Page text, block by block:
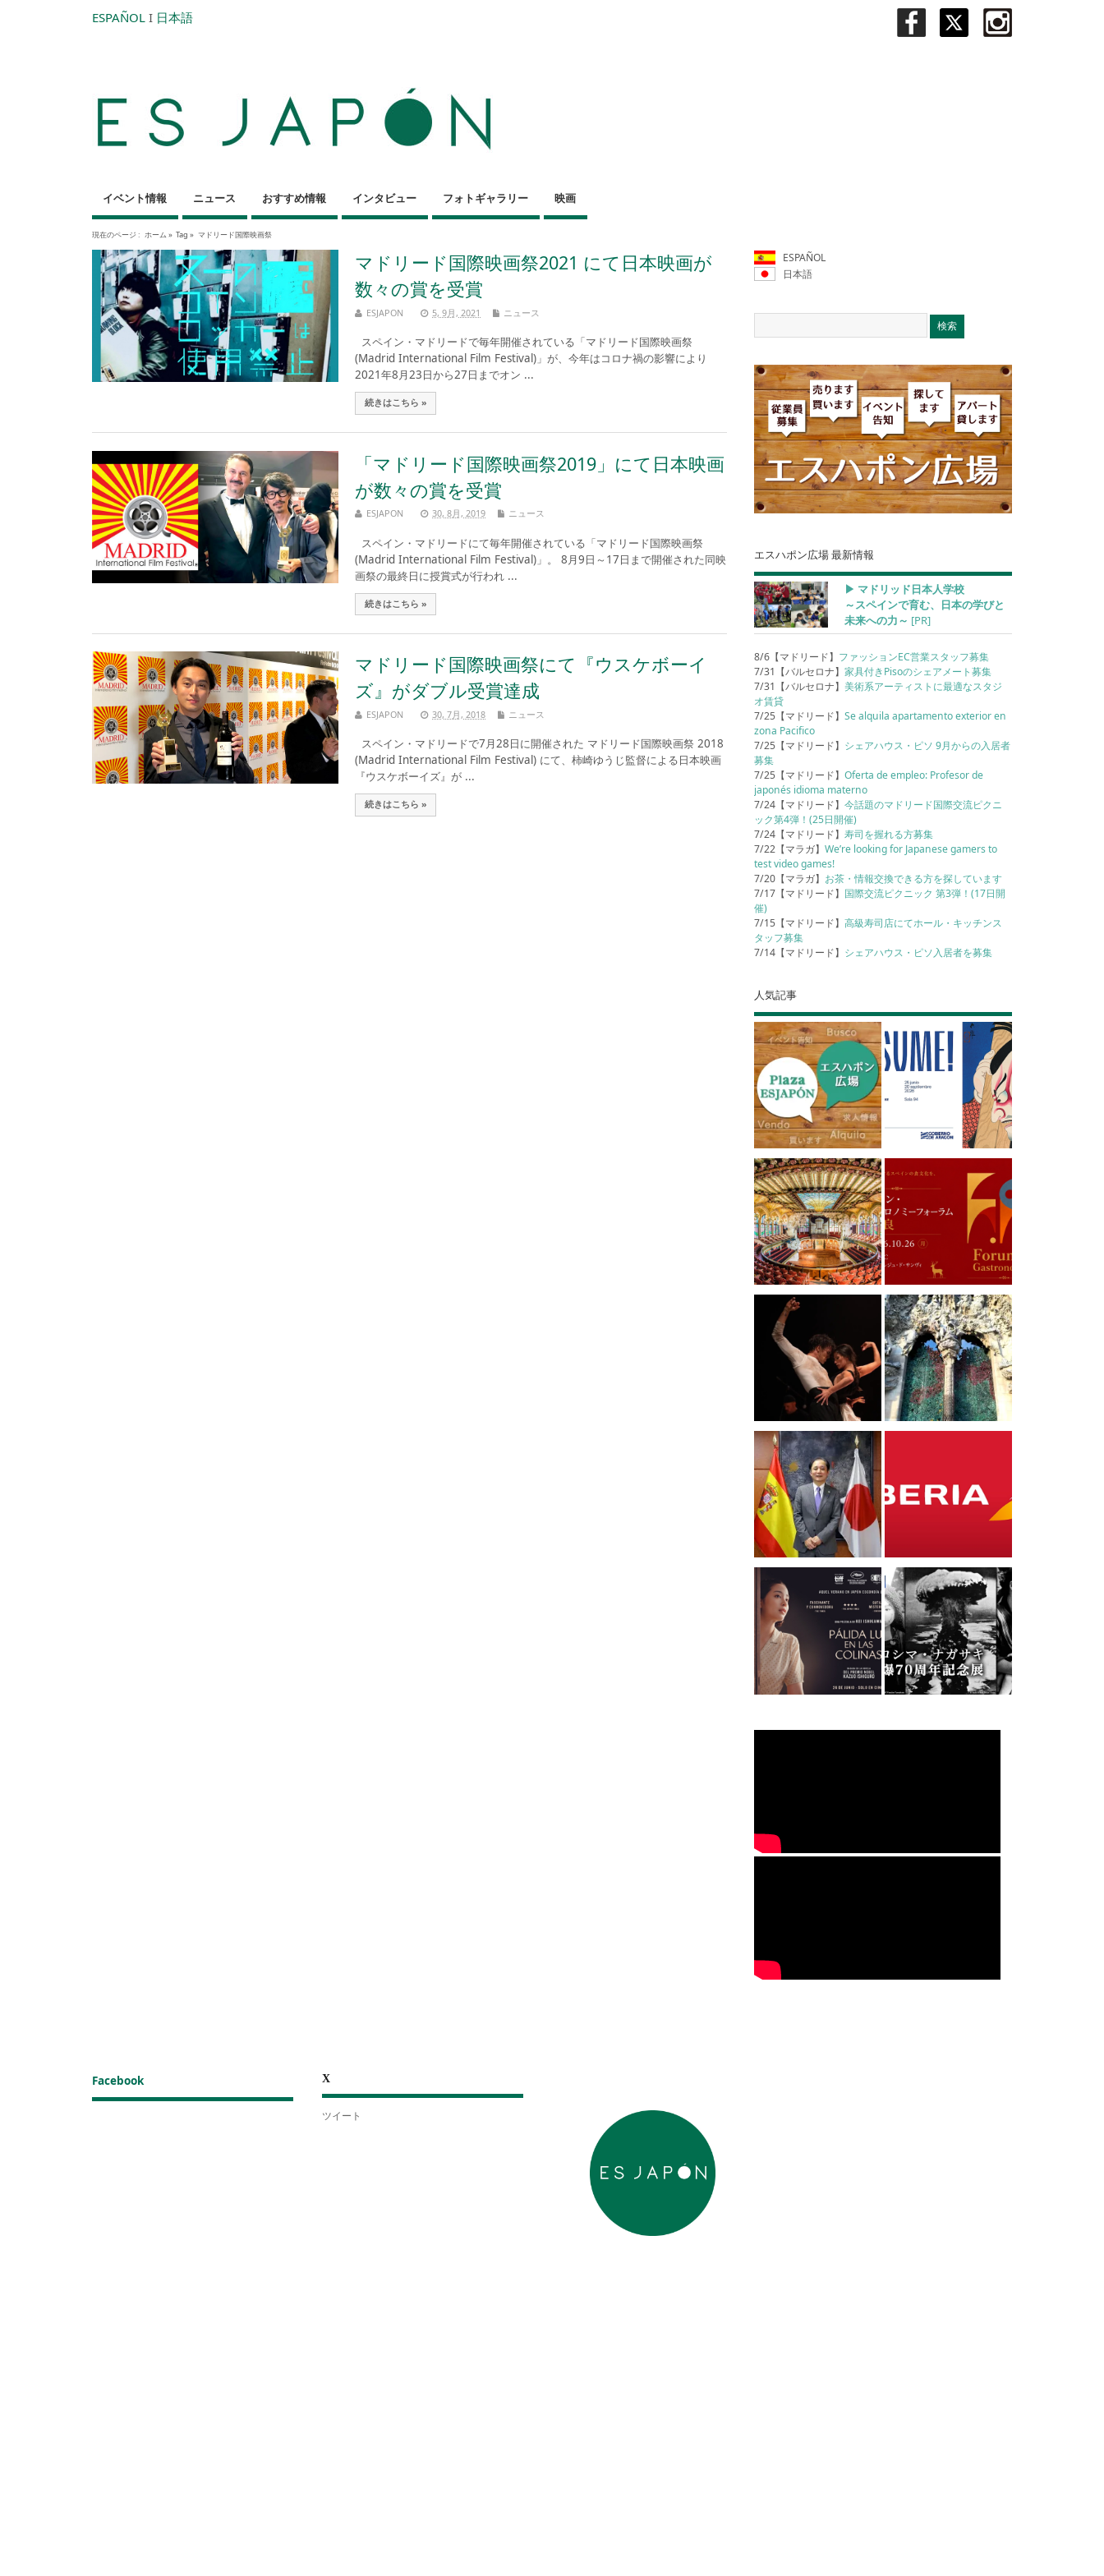
ESPAÑOL I 日本語
イベント情報 ニュース おすすめ情報 インタビュー フォトギャラリー 映画
現在のページ : ホーム » Tag » マドリード国際映画祭
マドリード国際映画祭2021 にて日本映画が
数々の賞を受賞
ESJAPON 5, 9月, 2021 ニュース
スペイン・マドリードで毎年開催されている「マドリード国際映画祭
(Madrid International Film Festival)」が、今年はコロナ禍の影響により
2021年8月23日から27日までオン ...
続きはこちら »
「マドリード国際映画祭2019」にて日本映画
が数々の賞を受賞
ESJAPON 30, 8月, 2019 ニュース
スペイン・マドリードにて毎年開催されている「マドリード国際映画祭
(Madrid International Film Festival)」。 8月9日～17日まで開催された同映
画祭の最終日に授賞式が行われ ...
続きはこちら »
マドリード国際映画祭にて『ウスケボーイ
ズ』がダブル受賞達成
ESJAPON 30, 7月, 2018 ニュース
スペイン・マドリードで7月28日に開催された マドリード国際映画祭 2018
(Madrid International Film Festival) にて、柿崎ゆうじ監督による日本映画
『ウスケボーイズ』が ...
続きはこちら »
ESPAÑOL
日本語
エスハポン広場 最新情報
▶︎ マドリッド日本人学校
～スペインで育む、日本の学びと
未来への力～ [PR]
8/6【マドリード】 ファッションEC営業スタッフ募集
7/31【バルセロナ】家具付きPisoのシェアメート募集
7/31【バルセロナ】美術系アーティストに最適なスタジ
オ賃貸
7/25【マドリード】Se alquila apartamento exterior en
zona Pacifico
7/25【マドリード】 シェアハウス・ピソ 9月からの入居者
募集
7/25【マドリード】Oferta de empleo: Profesor de
japonés idioma materno
7/24【マドリード】今話題のマドリード国際交流ピクニ
ック第4弾！(25日開催)
7/24【マドリード】寿司を握れる方募集
7/22【マラガ】We’re looking for Japanese gamers to
test video games!
7/20【マラガ】 お茶・情報交換できる方を探しています
7/17【マドリード】 国際交流ピクニック 第3弾！(17日開
催)
7/15【マドリード】高級寿司店にてホール・キッチンス
タッフ募集
7/14【マドリード】 シェアハウス・ピソ入居者を募集
人気記事
Facebook X
ツイート